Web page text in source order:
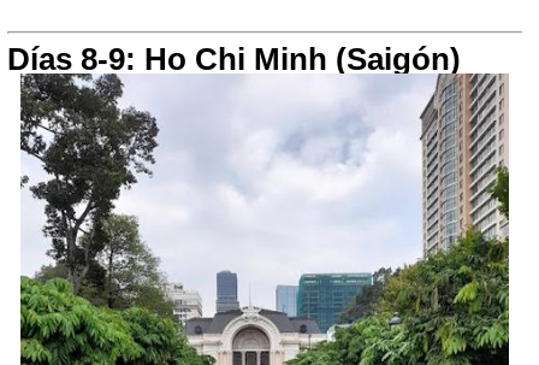
Días 8-9: Ho Chi Minh (Saigón)